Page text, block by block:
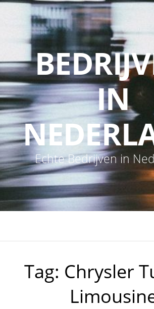
IN
Echte Bedrijven in
Tag: Chrysler